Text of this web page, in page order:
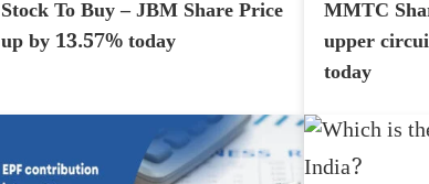
Stock To Buy – JBM Share Price
up by 13.57% today
MMTC
upper
today